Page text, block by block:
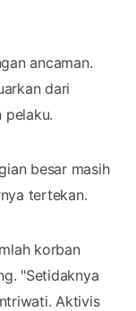
ancaman.
dari
pelaku.
besar masih
tertekan.
korban
"Setidaknya
Aktivis